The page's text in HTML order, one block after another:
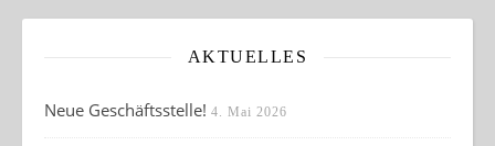
AKTUELLES
Neue Geschäftsstelle! 4. Mai 2026